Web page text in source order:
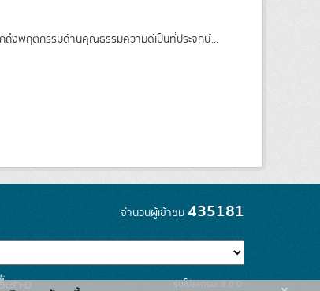
งพฤติกรรมด้านคุณธรรมความดีเป็นที่ประจักษ์...
จำนวนผู้เข้าชม 435181
รุ่นโปรแกรม: 3.0.0